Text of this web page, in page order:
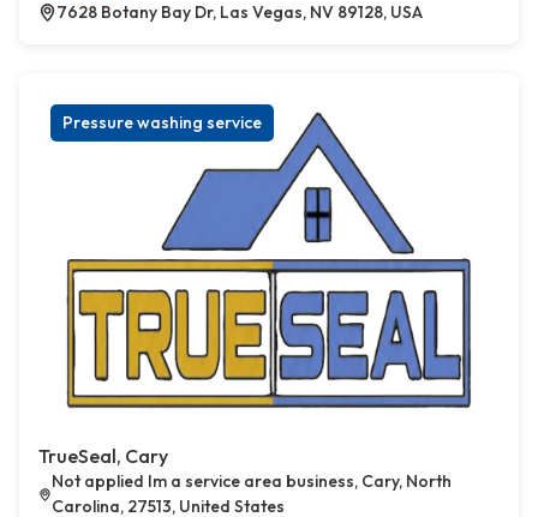
7628 Botany Bay Dr, Las Vegas, NV 89128, USA
Pressure washing service
TrueSeal, Cary
Not applied Im a service area business, Cary, North
Carolina, 27513, United States